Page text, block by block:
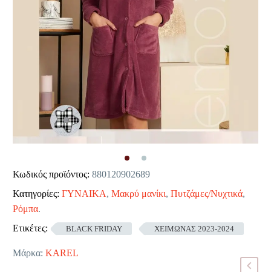
Κωδικός προϊόντος: 880120902689
Κατηγορίες: ΓΥΝΑΙΚΑ, Μακρύ μανίκι, Πυτζάμες/Νυχτικά,
Ρόμπα.
Ετικέτες:
BLACK FRIDAY ΧΕΙΜΩΝΑΣ 2023-2024
Μάρκα: KAREL